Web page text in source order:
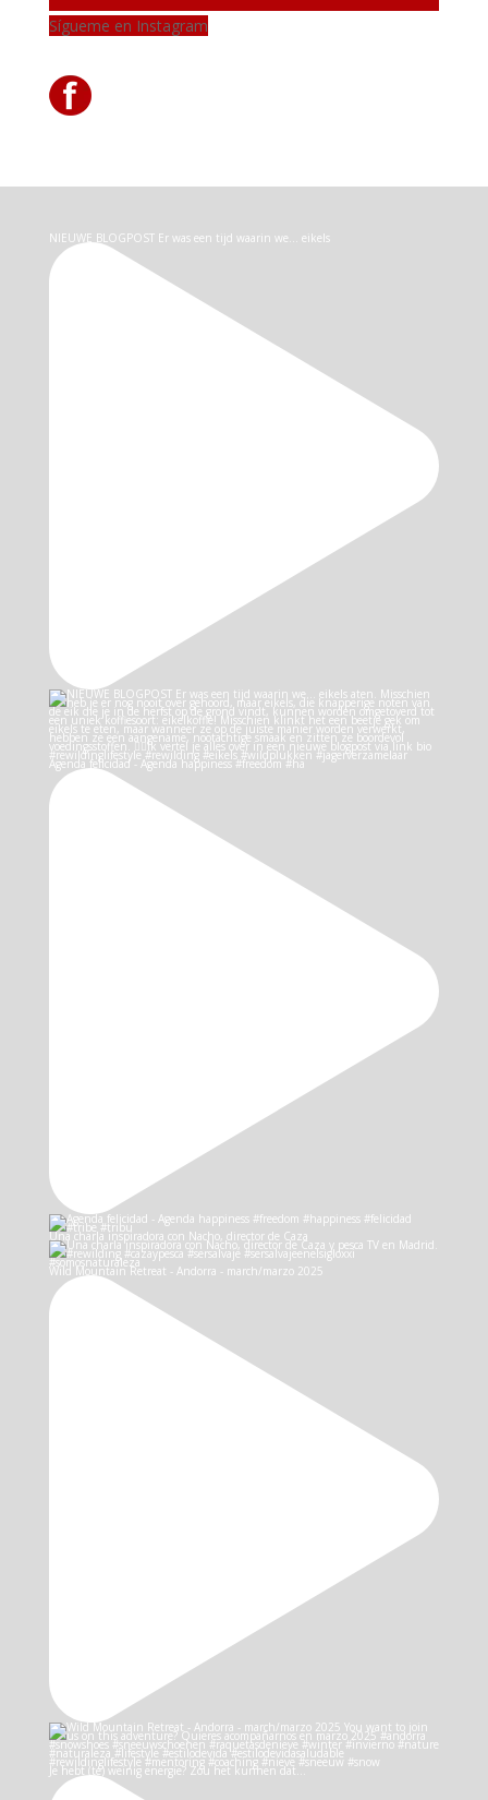
Sígueme en Instagram
NIEUWE BLOGPOST Er was een tijd waarin we… eikels
Agenda felicidad - Agenda happiness #freedom #ha
Una charla inspiradora con Nacho, director de Caza
Wild Mountain Retreat - Andorra - march/marzo 2025
Je hebt (te) weinig energie? Zou het kunnen dat…